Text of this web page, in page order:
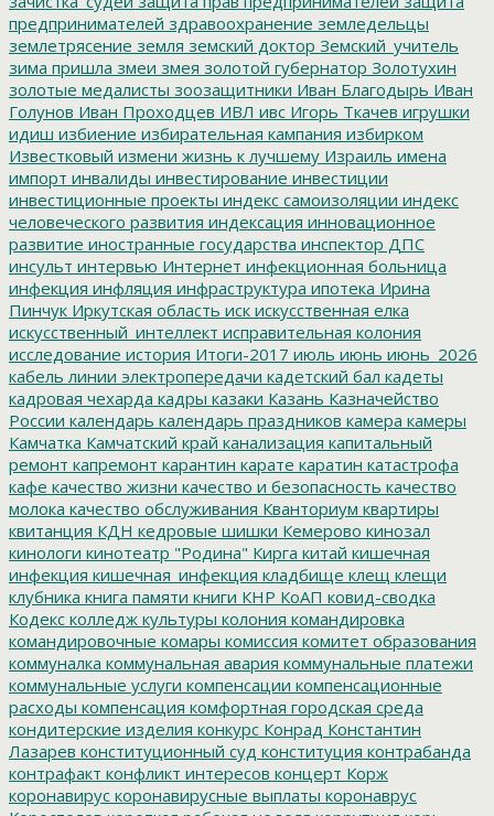
предпринимателей здравоохранение земледельцы
землетрясение земля земский доктор Земский_учитель
зима пришла змеи змея золотой губернатор Золотухин
золотые медалисты зоозащитники Иван Благодырь Иван
Голунов Иван Проходцев ИВЛ ивс Игорь Ткачев игрушки
идиш избиение избирательная кампания избирком
Известковый измени жизнь к лучшему Израиль имена
импорт инвалиды инвестирование инвестиции
инвестиционные проекты индекс самоизоляции индекс
человеческого развития индексация инновационное
развитие иностранные государства инспектор ДПС
инсульт интервью Интернет инфекционная больница
инфекция инфляция инфраструктура ипотека Ирина
Пинчук Иркутская область иск искусственная елка
искусственный_интеллект исправительная колония
исследование история Итоги-2017 июль июнь июнь_2026
кабель линии электропередачи кадетский бал кадеты
кадровая чехарда кадры казаки Казань Казначейство
России календарь календарь праздников камера камеры
Камчатка Камчатский край канализация капитальный
ремонт капремонт карантин карате каратин катастрофа
кафе качество жизни качество и безопасность качество
молока качество обслуживания Кванториум квартиры
квитанция КДН кедровые шишки Кемерово кинозал
кинологи кинотеатр "Родина" Кирга китай кишечная
инфекция кишечная_инфекция кладбище клещ клещи
клубника книга памяти книги КНР КоАП ковид-сводка
Кодекс колледж культуры колония командировка
командировочные комары комиссия комитет образования
коммуналка коммунальная авария коммунальные платежи
коммунальные услуги компенсации компенсационные
расходы компенсация комфортная городская среда
кондитерские изделия конкурс Конрад Константин
Лазарев конституционный суд конституция контрабанда
контрафакт конфликт интересов концерт Корж
коронавирус коронавирусные выплаты коронаврус